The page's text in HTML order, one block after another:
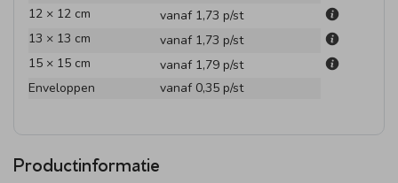
12 × 12 cm
vanaf 1,73 p/st
13 × 13 cm
vanaf 1,73 p/st
15 × 15 cm
vanaf 1,79 p/st
Enveloppen
vanaf 0,35 p/st
Productinformatie